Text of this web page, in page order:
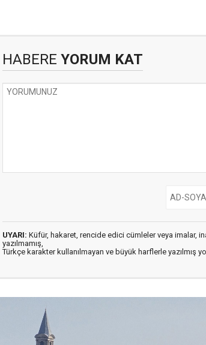
HABERE YORUM KAT
UYARI: Küfür, hakaret, rencide edici cümleler veya imalar,
yazılmamış,
Türkçe karakter kullanılmayan ve büyük harflerle yazılmış